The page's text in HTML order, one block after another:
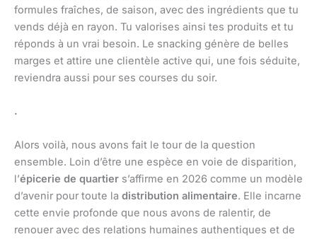
formules fraîches, de saison, avec des ingrédients que tu
vends déjà en rayon. Tu valorises ainsi tes produits et tu
réponds à un vrai besoin. Le snacking génère de belles
marges et attire une clientèle active qui, une fois séduite,
reviendra aussi pour ses courses du soir.
.
Alors voilà, nous avons fait le tour de la question
ensemble. Loin d’être une espèce en voie de disparition,
l’épicerie de quartier s’affirme en 2026 comme un modèle
d’avenir pour toute la distribution alimentaire. Elle incarne
cette envie profonde que nous avons de ralentir, de
renouer avec des relations humaines authentiques et de